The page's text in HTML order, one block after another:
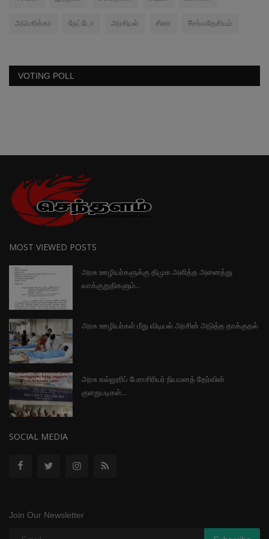
அமெரிக்கா நேட்டோ அரசியல் சீனா #சர்வதேசியம்
VOTING POLL
MOST VIEWED POSTS
அரசு ஊழியர்களுக்கு திமுக அளித்த அனைத்து
வாக்குறுதிகளும்...
அரசு ஊழியர்கள் மீது விடியல் அரசின் அடுத்த தாக்குதல்
அரசு கல்லூரிப் பேராசிரியர் நியமனத் தேர்வின்
குளறுபடிகள்...
SOCIAL MEDIA
Join Our Newsletter